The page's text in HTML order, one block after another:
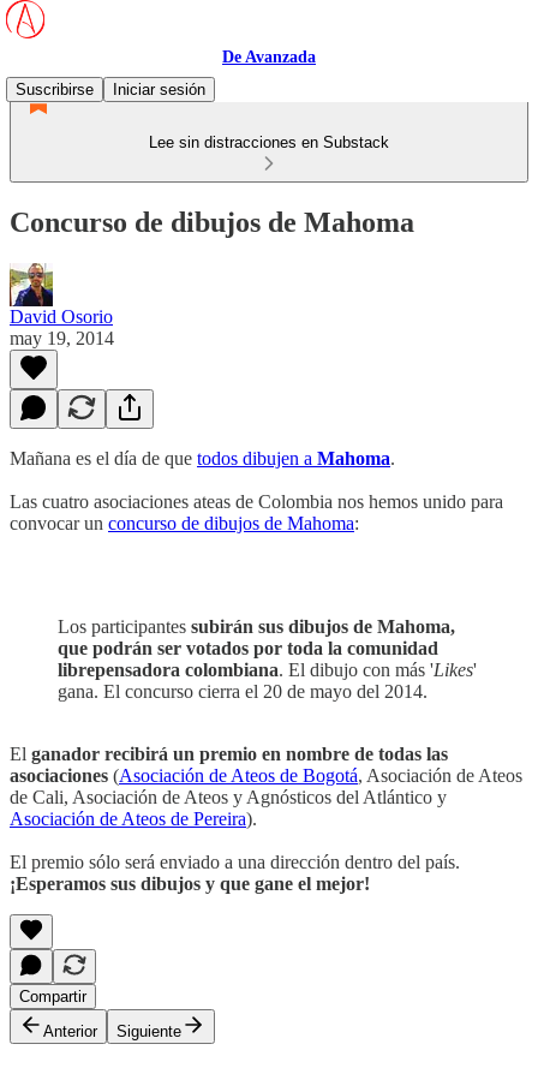
De Avanzada
Suscribirse
Iniciar sesión
Lee sin distracciones en Substack
Concurso de dibujos de Mahoma
David Osorio
may 19, 2014
Mañana es el día de que todos dibujen a Mahoma.
Las cuatro asociaciones ateas de Colombia nos hemos unido para
convocar un concurso de dibujos de Mahoma:
Los participantes subirán sus dibujos de Mahoma,
que podrán ser votados por toda la comunidad
librepensadora colombiana. El dibujo con más 'Likes'
gana. El concurso cierra el 20 de mayo del 2014.
El ganador recibirá un premio en nombre de todas las
asociaciones (Asociación de Ateos de Bogotá, Asociación de Ateos
de Cali, Asociación de Ateos y Agnósticos del Atlántico y
Asociación de Ateos de Pereira).
El premio sólo será enviado a una dirección dentro del país.
¡Esperamos sus dibujos y que gane el mejor!
Compartir
Anterior
Siguiente